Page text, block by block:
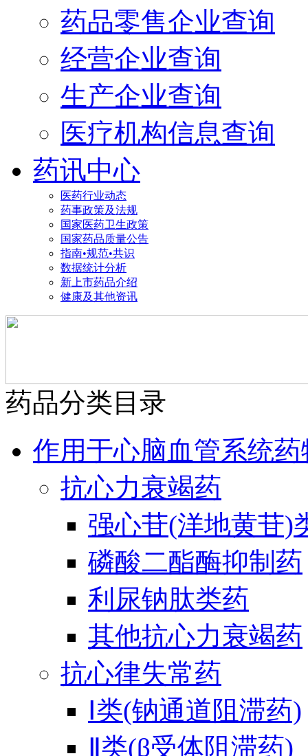
药品零售企业查询
经营企业查询
生产企业查询
医疗机构信息查询
药讯中心
医药行业动态
药事政策及法规
国家医药卫生政策
国家药品质量公告
指南•规范•共识
数据统计分析
新上市药品介绍
健康及其他资讯
药品分类目录
作用于心脑血管系统药
抗心力衰竭药
强心苷(洋地黄苷)
磷酸二酯酶抑制药
利尿钠肽类药
其他抗心力衰竭药
抗心律失常药
Ⅰ类(钠通道阻滞药)
Ⅱ类(β受体阻滞药)